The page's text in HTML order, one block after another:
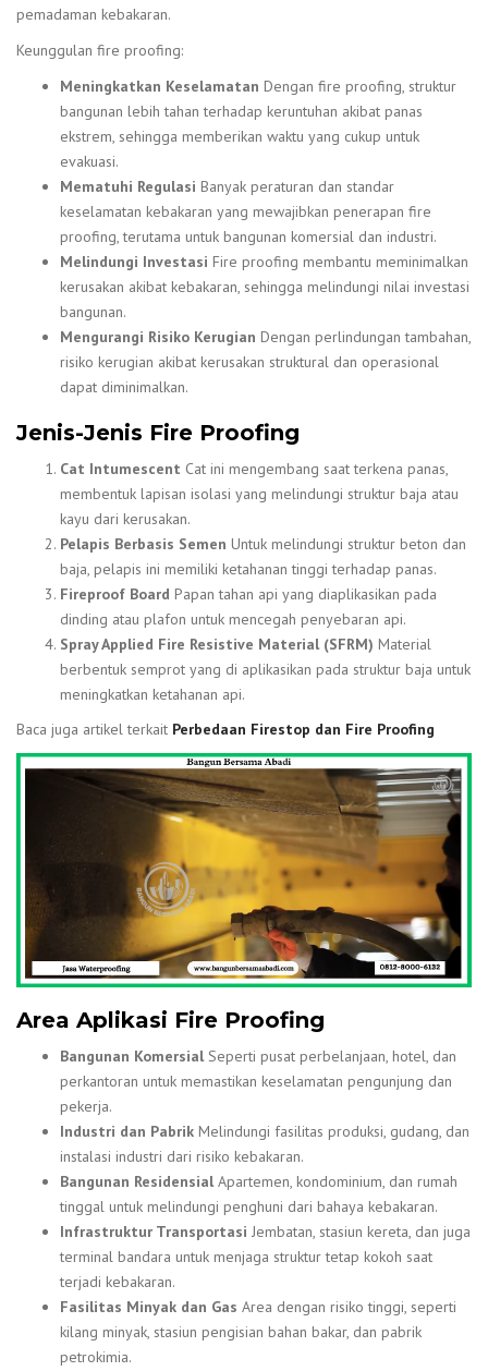
pemadaman kebakaran.
Keunggulan fire proofing:
Meningkatkan Keselamatan Dengan fire proofing, struktur
bangunan lebih tahan terhadap keruntuhan akibat panas
ekstrem, sehingga memberikan waktu yang cukup untuk
evakuasi.
Mematuhi Regulasi Banyak peraturan dan standar
keselamatan kebakaran yang mewajibkan penerapan fire
proofing, terutama untuk bangunan komersial dan industri.
Melindungi Investasi Fire proofing membantu meminimalkan
kerusakan akibat kebakaran, sehingga melindungi nilai investasi
bangunan.
Mengurangi Risiko Kerugian Dengan perlindungan tambahan,
risiko kerugian akibat kerusakan struktural dan operasional
dapat diminimalkan.
Jenis-Jenis Fire Proofing
Cat Intumescent Cat ini mengembang saat terkena panas,
membentuk lapisan isolasi yang melindungi struktur baja atau
kayu dari kerusakan.
Pelapis Berbasis Semen Untuk melindungi struktur beton dan
baja, pelapis ini memiliki ketahanan tinggi terhadap panas.
Fireproof Board Papan tahan api yang diaplikasikan pada
dinding atau plafon untuk mencegah penyebaran api.
Spray Applied Fire Resistive Material (SFRM) Material
berbentuk semprot yang di aplikasikan pada struktur baja untuk
meningkatkan ketahanan api.
Baca juga artikel terkait Perbedaan Firestop dan Fire Proofing
Area Aplikasi Fire Proofing
Bangunan KomersialSeperti pusat perbelanjaan, hotel, dan
perkantoran untuk memastikan keselamatan pengunjung dan
pekerja.
Industri dan Pabrik Melindungi fasilitas produksi, gudang, dan
instalasi industri dari risiko kebakaran.
Bangunan ResidensialApartemen, kondominium, dan rumah
tinggal untuk melindungi penghuni dari bahaya kebakaran.
Infrastruktur Transportasi Jembatan, stasiun kereta, dan juga
terminal bandara untuk menjaga struktur tetap kokoh saat
terjadi kebakaran.
Fasilitas Minyak dan Gas Area dengan risiko tinggi, seperti
kilang minyak, stasiun pengisian bahan bakar, dan pabrik
petrokimia.